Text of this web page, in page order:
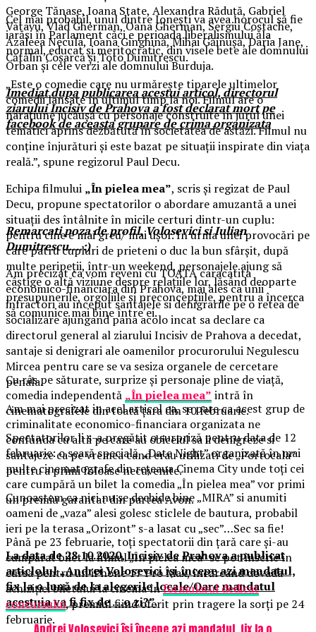
Cel mai probabil, unul dintre Ionești va avea norocul să fie
iarăși în Parlament căci e perioada liberalismului ăla
normal, educat și meritocratic, din visele bete ale domnului
Orban și cele verzi ale domnului Burduja.
Imediat dupa publicarea acestui articol, directorul
ziarului Incisiv de Prahova a fost declarat mort pe
facebook de aceasta grupare de crima organizata
Remarcati poza de profil, Volosevici si Iulian
Dumitrescu….:)
Am precizat ca vom reveni cu TOATA caracatita
economico-financiara din Prahova, mai ales ca unii
infractori au inceput santajele si denigrarile pe o retea de
socializare ajungand pana acolo incat sa declare ca
directorul general al ziarului Incisiv de Prahova a decedat,
santaje si denigrari ale oamenilor procurorului Negulescu
Mircea pentru care se va sesiza organele de cercetare
penala.
Am mai precizat in acel articol ca, se pare ca acest grup de
criminalitate economico-financiara organizata ne
confunda cu altii pe care au obiceiul sa ii denigreze si
santajeze ca pe vremea cand erau utilizati de „Portocala”
pentru a primi foloase necuvenite.
Cunoastem ca nici nu se dechide bine „MIRA” si anumiti
oameni de „vaza” alesi golesc sticlele de bautura, probabil
ieri pe la terasa „Orizont” s-a lasat cu „sec”…Sec sa fie!
La data de 28.10.2020, Incisiv de Prahova a publicat
articlolul „Andrei Volosevici îşi începe azi mandatul,
fix la o lună de la alegerile locale/Oare mandatul
acestuia va fi fix de …o zi?”.
George Tănase, Ioana State, Alexandra Răduță, Gabriel
Vatavu, Vlad Gherman, Oana Gherman, Sergiu Costache,
Azaleea Necula, Ioana Ginghină, Mihai Găinușă, Daria Jane,
Cătălin Coșarcă și Toto Dumitrescu.
„Este o comedie care nu urmărește tiparele ultimelor
comedii lansate în ultimul timp la noi. Filmul are o
narațiune jucăușă cu personaje construite în jurul unei
tematici aprins dezbătută în societatea de astăzi. Filmul nu
conține înjurături și este bazat pe situații inspirate din viața
reală.”, spune regizorul Paul Decu.
Echipa filmului „În pielea mea”, scris și regizat de Paul
Decu, propune spectatorilor o abordare amuzantă a unei
situații des întâlnite în micile certuri dintr-un cuplu:
pentru cine e mai greu/ mai ușor. În urma unei provocări pe
care patru cupluri de prieteni o duc la bun sfârșit, după
multe peripeții, într-un weekend, personajele ajung să
câștige o altă viziune despre relațiile lor, lăsând deoparte
presupunerile, orgoliile și preconcepțiile, pentru a încerca
să comunice mai bine între ei.
Cu râs pe săturate, surprize și personaje pline de viață,
comedia independentă „În pielea mea” intră în
cinematografele din toată țara din 10 februarie.
Spectatorilor li s-a pregătit o surpriză pentru data de 12
februarie: o seară specială „Date Night” organizată în mai
multe cinematografe din rețeaua Cinema City unde toți cei
care cumpără un bilet la comedia „În pielea mea” vor primi
un premiu garantat din partea Avon.
Până pe 23 februarie, toți spectatorii din țară care și-au
cumpărat bilet la filmul „În pielea mea” se pot înscrie în
cursa pentru un iPhone 17 Pro Max, încărcând dovada
achiziției biletului la cinema înformularul dedicat
concursului, premiul fiind oferit prin tragere la sorți pe 24
februarie.